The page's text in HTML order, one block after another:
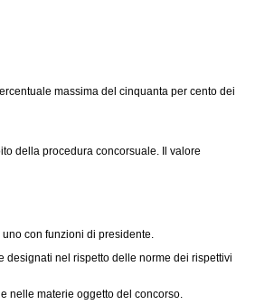
massima del cinquanta per cento dei
della procedura concorsuale. Il valore
con funzioni di presidente.
nel rispetto delle norme dei rispettivi
nelle materie oggetto del concorso.